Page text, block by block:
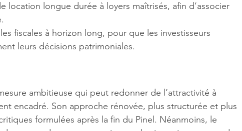
location longue durée à loyers maîtrisés, afin d’associer
fiscales à horizon long, pour que les investisseurs
leurs décisions patrimoniales.
ambitieuse qui peut redonner de l’attractivité à
encadré. Son approche rénovée, plus structurée et plus
formulées après la fin du Pinel. Néanmoins, le